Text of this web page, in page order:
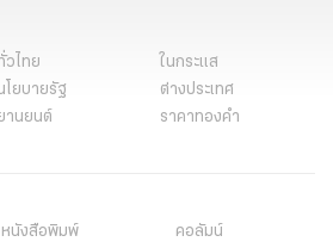
วไทย
ในกระแส
โยบายรัฐ
ต่างประเทศ
านยนต์
ราคาทองคำ
หนังสือพิมพ์
คอลัมน์